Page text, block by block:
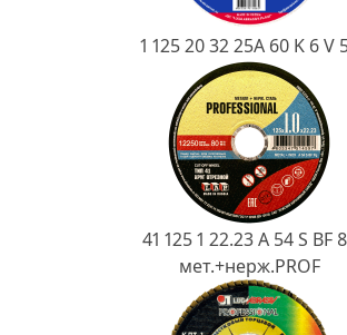
1 125 20 32 25А 60 K 6 V
41 125 1 22.23 A 54 S BF
мет.+нерж.PROF